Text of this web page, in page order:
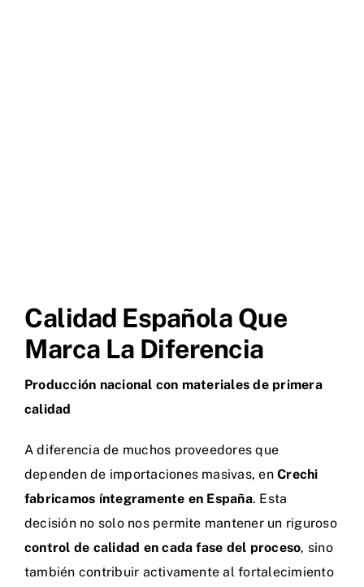
Calidad Española Que
Marca La Diferencia
Producción nacional con materiales de primera
calidad
A diferencia de muchos proveedores que
dependen de importaciones masivas, enCrechi
fabricamos íntegramente en España. Esta
decisión no solo nos permite mantener un riguroso
control de calidad en cada fase del proceso, sino
también contribuir activamente al fortalecimiento